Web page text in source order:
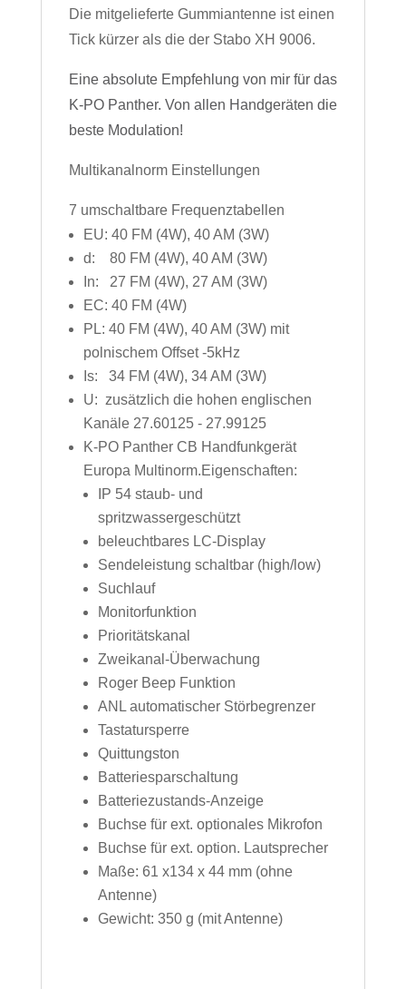
Die mitgelieferte Gummiantenne ist einen
Tick kürzer als die der Stabo XH 9006.
Eine absolute Empfehlung von mir für das
K-PO Panther. Von allen Handgeräten die
beste Modulation!
Multikanalnorm Einstellungen
7 umschaltbare Frequenztabellen
EU: 40 FM (4W), 40 AM (3W)
d: 80 FM (4W), 40 AM (3W)
In: 27 FM (4W), 27 AM (3W)
EC: 40 FM (4W)
PL: 40 FM (4W), 40 AM (3W) mit
polnischem Offset -5kHz
Is: 34 FM (4W), 34 AM (3W)
U: zusätzlich die hohen englischen
Kanäle 27.60125 - 27.99125
K-PO Panther CB Handfunkgerät
Europa Multinorm.Eigenschaften:
IP 54 staub- und
spritzwassergeschützt
beleuchtbares LC-Display
Sendeleistung schaltbar (high/low)
Suchlauf
Monitorfunktion
Prioritätskanal
Zweikanal-Überwachung
Roger Beep Funktion
ANL automatischer Störbegrenzer
Tastatursperre
Quittungston
Batteriesparschaltung
Batteriezustands-Anzeige
Buchse für ext. optionales Mikrofon
Buchse für ext. option. Lautsprecher
Maße: 61 x134 x 44 mm (ohne
Antenne)
Gewicht: 350 g (mit Antenne)